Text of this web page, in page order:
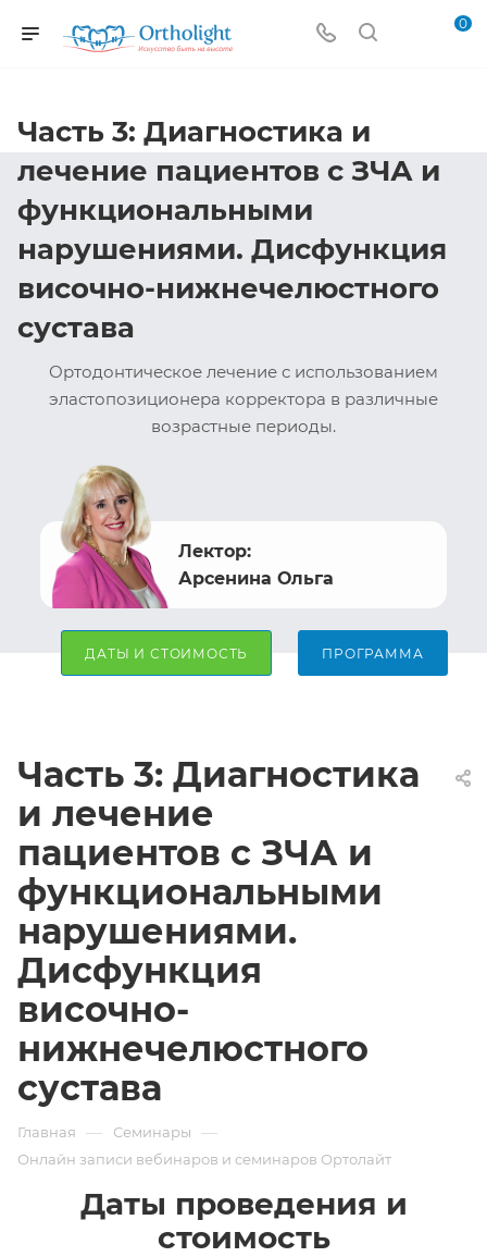
0
Часть 3: Диагностика и
лечение пациентов с ЗЧА и
функциональными
нарушениями. Дисфункция
височно-нижнечелюстного
сустава
Ортодонтическое лечение с использованием
эластопозиционера корректора в различные
возрастные периоды.
Лектор:
Арсенина Ольга
ДАТЫ И СТОИМОСТЬ ПРОГРАММА
Часть 3: Диагностика
и лечение
пациентов с ЗЧА и
функциональными
нарушениями.
Дисфункция
височно-
нижнечелюстного
сустава
Главная — Семинары —
Онлайн записи вебинаров и семинаров Ортолайт
Даты проведения и
стоимость